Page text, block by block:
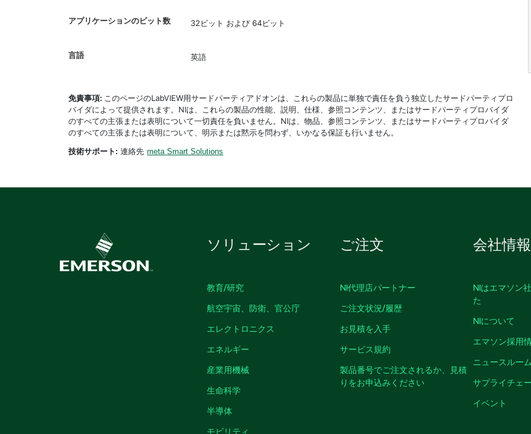
アプリケーションのビット数 32ビット および 64ビット
言語 英語
免責事項: このページのLabVIEW用サードパーティアドオンは、これらの製品に単独で責任を負う独立したサードパーティプロ
バイダによって提供されます。NIは、これらの製品の性能、説明、仕様、参照コンテンツ、またはサードパーティプロバイダ
のすべての主張または表明について一切責任を負いません。NIは、物品、参照コンテンツ、またはサードパーティプロバイダ
のすべての主張または表明について、明示または黙示を問わず、いかなる保証も行いません。
技術サポート: 連絡先 meta Smart Solutions
ソリューション
教育/研究
航空宇宙、防衛、官公庁
エレクトロニクス
エネルギー
産業用機械
生命科学
半導体
モビリティ
ご注文
NI代理店パートナー
ご注文状況/履歴
お見積を入手
サービス規約
製品番号でご注文されるか、見積
りをお申込みください
会社情報
NIはエマソン
た
NIについて
エマソン採用
ニュースルーム
サプライチェ
イベント